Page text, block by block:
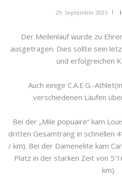
29. September 2025
Der Meilenlauf wurde zu
ausgetragen. Dies sollte sein
und erfolgreichen
Auch einige C.A.E.G.-
verschiedenen Läufen
Bei der „Mile popuaire“ kam
dritten Gesamtrang in schnellen
/ km). Bei der Damenelite kam
Platz in der starken Zeit von
km).